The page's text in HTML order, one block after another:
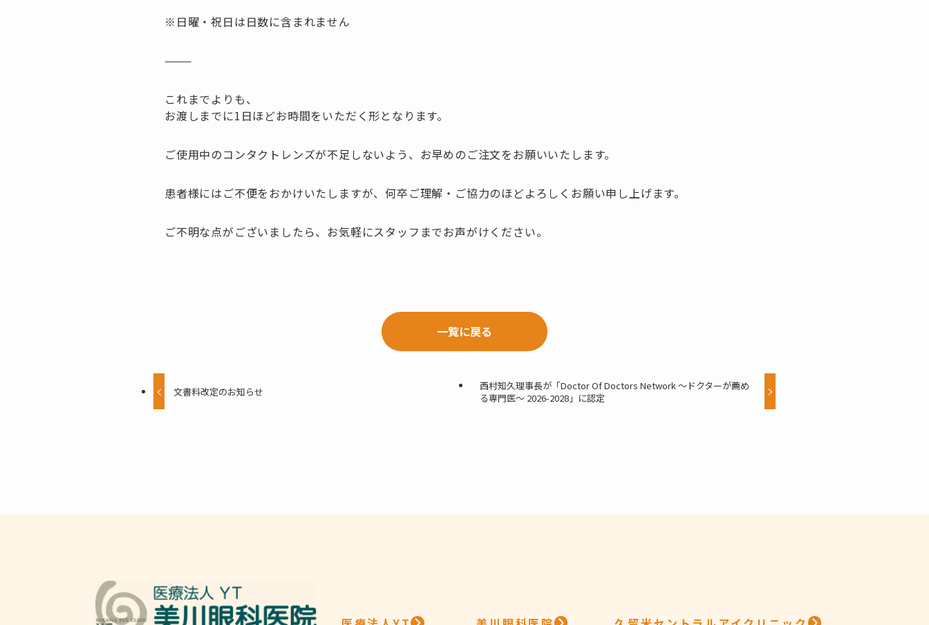
※日曜・祝日は日数に含まれません
⸻
これまでよりも、
お渡しまでに1日ほどお時間をいただく形となります。
ご使用中のコンタクトレンズが不足しないよう、お早めのご注文をお願いいたします。
患者様にはご不便をおかけいたしますが、何卒ご理解・ご協力のほどよろしくお願い申し上げます。
ご不明な点がございましたら、お気軽にスタッフまでお声がけください。
一覧に戻る
文書料改定のお知らせ
西村知久理事長が「Doctor Of Doctors Network 〜ドクターが薦め
る専門医〜 2026-2028」に認定